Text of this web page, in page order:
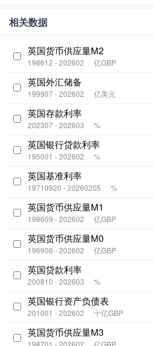
相关数据
英国货币供应量M2
198612 - 202602 亿GBP
英国外汇储备
199907 - 202602 亿美元
英国存款利率
202307 - 202603 %
英国银行贷款利率
195001 - 202602 %
英国基准利率
19710920 - 20260205 %
英国货币供应量M1
198609 - 202602 亿GBP
英国货币供应量M0
196906 - 202602 亿GBP
英国贷款利率
200810 - 202603 %
英国银行资产负债表
201001 - 202602 十亿GBP
英国货币供应量M3